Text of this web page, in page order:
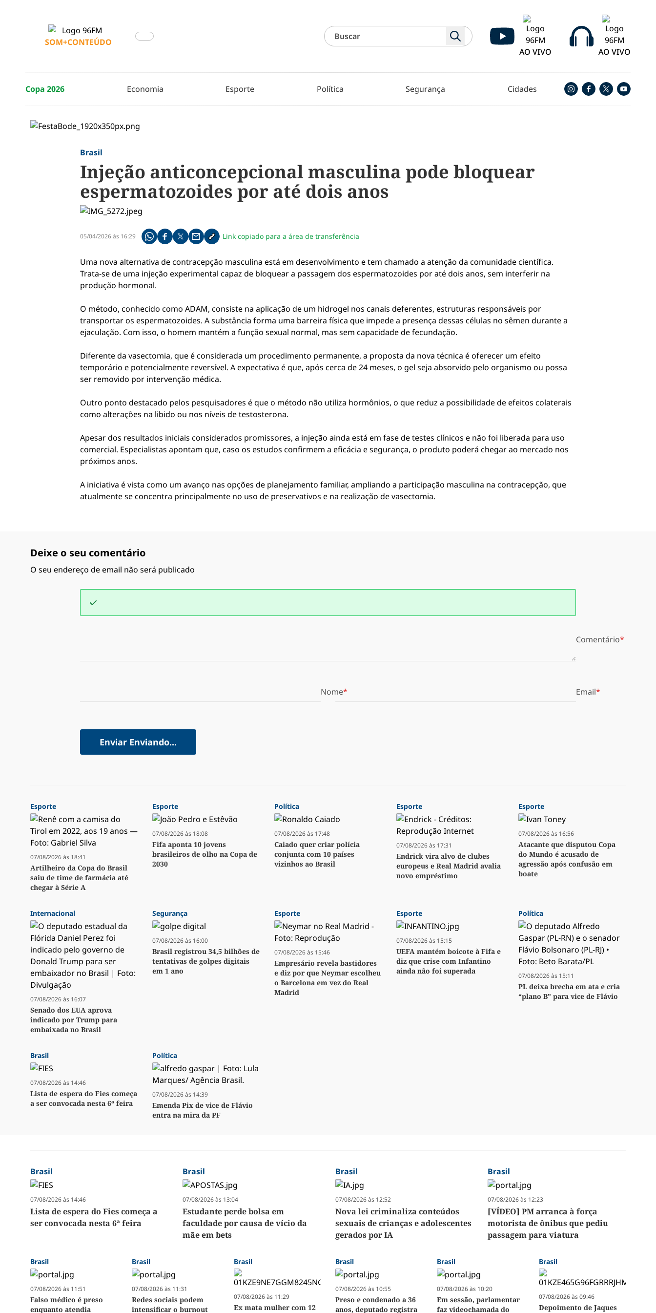
SOM+CONTEÚDO
AO VIVO
AO VIVO
Copa 2026 Economia Esporte Política Segurança Cidades
Brasil
Injeção anticoncepcional masculina pode bloquear
espermatozoides por até dois anos
05/04/2026 às 16:29 Compartilhe pelo whatsapp
Compartilhar no facebook
Compartilhar no twitter
Compartilhe pelo email
Copiar link da notícia
Link copiado para a área de transferência
Uma nova alternativa de contracepção masculina está em desenvolvimento e tem chamado a atenção da comunidade científica.
Trata-se de uma injeção experimental capaz de bloquear a passagem dos espermatozoides por até dois anos, sem interferir na
produção hormonal.
O método, conhecido como ADAM, consiste na aplicação de um hidrogel nos canais deferentes, estruturas responsáveis por
transportar os espermatozoides. A substância forma uma barreira física que impede a presença dessas células no sêmen durante a
ejaculação. Com isso, o homem mantém a função sexual normal, mas sem capacidade de fecundação.
Diferente da vasectomia, que é considerada um procedimento permanente, a proposta da nova técnica é oferecer um efeito
temporário e potencialmente reversível. A expectativa é que, após cerca de 24 meses, o gel seja absorvido pelo organismo ou possa
ser removido por intervenção médica.
Outro ponto destacado pelos pesquisadores é que o método não utiliza hormônios, o que reduz a possibilidade de efeitos colaterais
como alterações na libido ou nos níveis de testosterona.
Apesar dos resultados iniciais considerados promissores, a injeção ainda está em fase de testes clínicos e não foi liberada para uso
comercial. Especialistas apontam que, caso os estudos confirmem a eficácia e segurança, o produto poderá chegar ao mercado nos
próximos anos.
A iniciativa é vista como um avanço nas opções de planejamento familiar, ampliando a participação masculina na contracepção, que
atualmente se concentra principalmente no uso de preservativos e na realização de vasectomia.
Deixe o seu comentário
O seu endereço de email não será publicado
Comentário
Nome Email
Enviar Enviando...
Esporte
07/08/2026 às 18:41
Artilheiro da Copa do Brasil
saiu de time de farmácia até
chegar à Série A
Esporte
07/08/2026 às 18:08
Fifa aponta 10 jovens
brasileiros de olho na Copa de
2030
Política
07/08/2026 às 17:48
Caiado quer criar polícia
conjunta com 10 países
vizinhos ao Brasil
Esporte
07/08/2026 às 17:31
Endrick vira alvo de clubes
europeus e Real Madrid avalia
novo empréstimo
Esporte
07/08/2026 às 16:56
Atacante que disputou Copa
do Mundo é acusado de
agressão após confusão em
boate
Internacional
07/08/2026 às 16:07
Senado dos EUA aprova
indicado por Trump para
embaixada no Brasil
Segurança
07/08/2026 às 16:00
Brasil registrou 34,5 bilhões de
tentativas de golpes digitais
em 1 ano
Esporte
07/08/2026 às 15:46
Empresário revela bastidores
e diz por que Neymar escolheu
o Barcelona em vez do Real
Madrid
Esporte
07/08/2026 às 15:15
UEFA mantém boicote à Fifa e
diz que crise com Infantino
ainda não foi superada
Política
07/08/2026 às 15:11
PL deixa brecha em ata e cria
“plano B” para vice de Flávio
Brasil
07/08/2026 às 14:46
Lista de espera do Fies começa
a ser convocada nesta 6ª feira
Política
07/08/2026 às 14:39
Emenda Pix de vice de Flávio
entra na mira da PF
Brasil
07/08/2026 às 14:46
Lista de espera do Fies começa a
ser convocada nesta 6ª feira
Brasil
07/08/2026 às 13:04
Estudante perde bolsa em
faculdade por causa de vício da
mãe em bets
Brasil
07/08/2026 às 12:52
Nova lei criminaliza conteúdos
sexuais de crianças e adolescentes
gerados por IA
Brasil
07/08/2026 às 12:23
[VÍDEO] PM arranca à força
motorista de ônibus que pediu
passagem para viatura
Brasil
07/08/2026 às 11:51
Falso médico é preso
enquanto atendia
Brasil
07/08/2026 às 11:31
Redes sociais podem
intensificar o burnout
Brasil
07/08/2026 às 11:29
Ex mata mulher com 12
Brasil
07/08/2026 às 10:55
Preso e condenado a 36
anos, deputado registra
Brasil
07/08/2026 às 10:20
Em sessão, parlamentar
faz videochamada do
Brasil
07/08/2026 às 09:46
Depoimento de Jaques